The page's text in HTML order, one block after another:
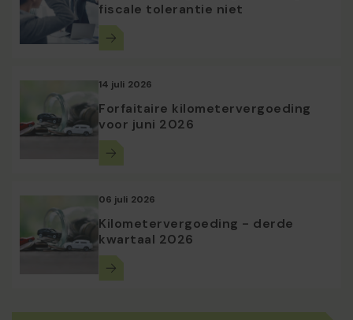
fiscale tolerantie niet
14 juli 2026
Forfaitaire kilometervergoeding
voor juni 2026
06 juli 2026
Kilometervergoeding - derde
kwartaal 2026